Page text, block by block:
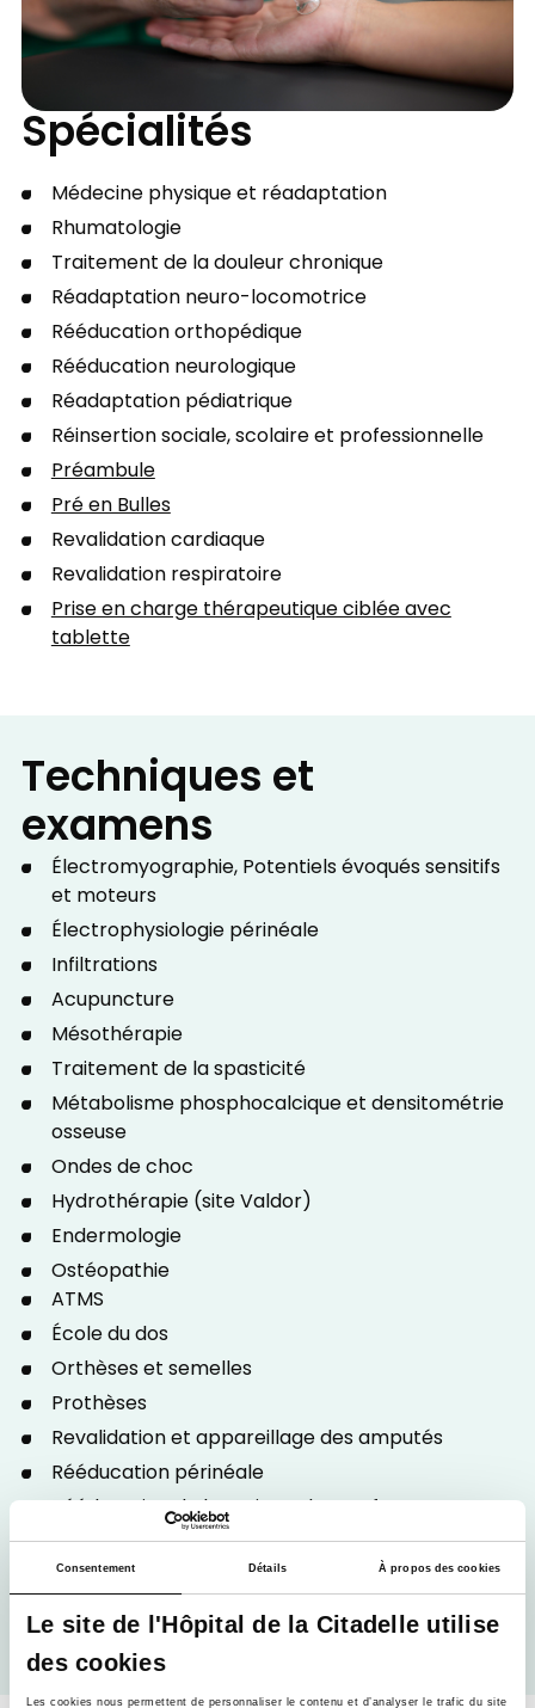
Consentement Détails À propos des cookies
Le site de l'Hôpital de la Citadelle utilise
des cookies
Les cookies nous permettent de personnaliser le contenu et d’analyser le trafic du site
Spécialités
Médecine physique et réadaptation
Rhumatologie
Traitement de la douleur chronique
Réadaptation neuro-locomotrice
Rééducation orthopédique
Rééducation neurologique
Réadaptation pédiatrique
Réinsertion sociale, scolaire et professionnelle
Préambule
Pré en Bulles
Revalidation cardiaque
Revalidation respiratoire
Prise en charge thérapeutique ciblée avec
tablette
Techniques et
examens
Électromyographie, Potentiels évoqués sensitifs
et moteurs
Électrophysiologie périnéale
Infiltrations
Acupuncture
Mésothérapie
Traitement de la spasticité
Métabolisme phosphocalcique et densitométrie
osseuse
Ondes de choc
Hydrothérapie (site Valdor)
Endermologie
Ostéopathie
ATMS
École du dos
Orthèses et semelles
Prothèses
Revalidation et appareillage des amputés
Rééducation périnéale
Rééducation de la main et des nerfs
périphériques
Rééducation maxillo-faciale
Troubles de l’équilibre